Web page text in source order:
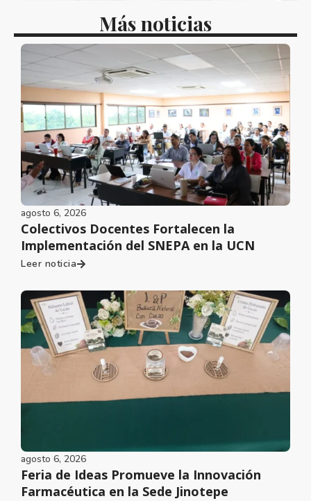
Más noticias
agosto 6, 2026
Colectivos Docentes Fortalecen la
Implementación del SNEPA en la UCN
Leer noticia
agosto 6, 2026
Feria de Ideas Promueve la Innovación
Farmacéutica en la Sede Jinotepe